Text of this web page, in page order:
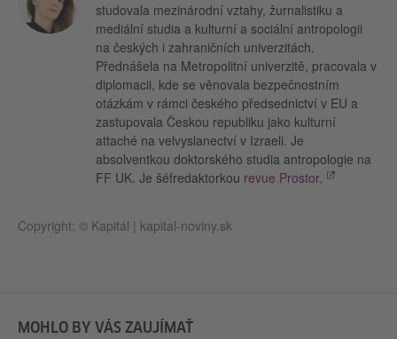
studovala mezinárodní vztahy, žurnalistiku a
mediální studia a kulturní a sociální antropologii
na českých i zahraničních univerzitách.
Přednášela na Metropolitní univerzitě, pracovala v
diplomacii, kde se věnovala bezpečnostním
otázkám v rámci českého předsednictví v EU a
zastupovala Českou republiku jako kulturní
attaché na velvyslanectví v Izraeli. Je
absolventkou doktorského studia antropologie na
FF UK. Je šéfredaktorkou revue Prostor.
Copyright: © Kapitál | kapital-noviny.sk
MOHLO BY VÁS ZAUJÍMAŤ